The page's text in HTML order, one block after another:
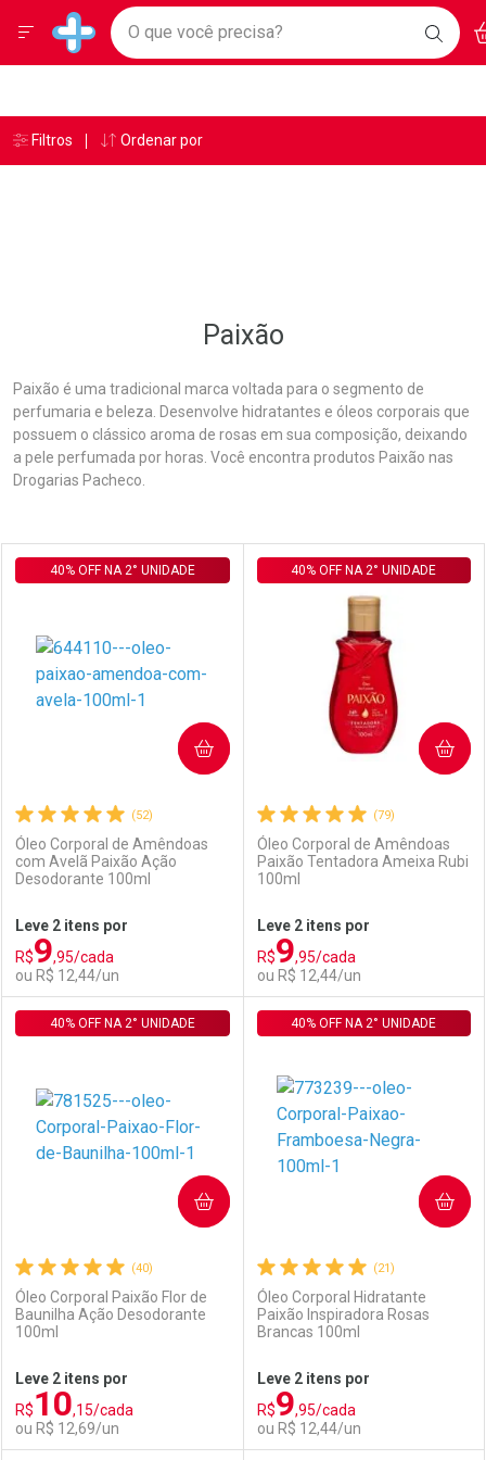
Drogarias Pacheco
Baixe nosso APP e aproveite Ofertas Exclusivas!
BAIXE
O APP
Ir direto para a home
pela página
Ir direto para o conteúdo
Ir direto para a busca
Ir direto para a ajuda
Ir direto para a notificações
Faça a sua busca
O que você precisa?
Menu
Breadcrumb
Drogarias Pacheco Paixão
Paixão
Paixão é uma tradicional marca voltada para o segmento de
perfumaria e beleza. Desenvolve hidratantes e óleos corporais que
possuem o clássico aroma de rosas em sua composição, deixando
a pele perfumada por horas. Você encontra produtos Paixão nas
Drogarias Pacheco.
Prateleira
(52)
Óleo Corporal de Amêndoas
com Avelã Paixão Ação
Desodorante 100ml
40% OFF NA 2° UNIDADE
Leve 2 itens por
R$9,95/cada
ou R$ 12,44/un
COMPRAR
FECHAR
Laboratório
Comprar sem Desconto
Por R$ 12,44/cada
FECHAR
Por Menos
Comprar sem Desconto
Por R$ 12,44/cada
(79)
Óleo Corporal de Amêndoas
Paixão Tentadora Ameixa Rubi
100ml
40% OFF NA 2° UNIDADE
Leve 2 itens por
R$9,95/cada
ou R$ 12,44/un
COMPRAR
Laboratório
Comprar sem Desconto
Por R$ 12,44/cada
Por Menos
Comprar sem Desconto
Por R$ 12,44/cada
(40)
Óleo Corporal Paixão Flor de
Baunilha Ação Desodorante
100ml
40% OFF NA 2° UNIDADE
Leve 2 itens por
R$10,15/cada
ou R$ 12,69/un
COMPRAR
(21)
Óleo Corporal Hidratante
Paixão Inspiradora Rosas
Brancas 100ml
40% OFF NA 2° UNIDADE
Leve 2 itens por
R$9,95/cada
ou R$ 12,44/un
COMPRAR
Âncoras
Filtros Ordenar por